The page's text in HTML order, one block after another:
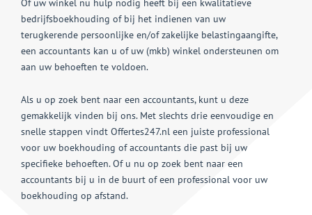
Of uw winkel nu hulp nodig heeft bij een kwalitatieve
bedrijfsboekhouding of bij het indienen van uw
terugkerende persoonlijke en/of zakelijke belastingaangifte,
een accountants kan u of uw (mkb) winkel ondersteunen om
aan uw behoeften te voldoen.
Als u op zoek bent naar een accountants, kunt u deze
gemakkelijk vinden bij ons. Met slechts drie eenvoudige en
snelle stappen vindt Offertes247.nl een juiste professional
voor uw boekhouding of accountants die past bij uw
specifieke behoeften. Of u nu op zoek bent naar een
accountants bij u in de buurt of een professional voor uw
boekhouding op afstand.